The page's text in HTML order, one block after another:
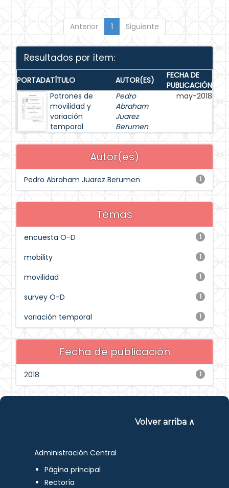
Anterior 1 Siguiente
Resultados por ítem:
PORTADATÍTULO AUTOR(ES)
FECHA DE
PUBLICACIÓN
Patrones de
movilidad y
variación
temporal
Pedro
Abraham
Juarez
Berumen
may-2018
Autor(es)
1
Pedro Abraham Juarez Berumen
Temas
1
encuesta O-D
1
mobility
1
movilidad
1
survey O-D
1
variación temporal
Fecha de publicación
1
2018
Volver arriba ∧
Administración Central
Página principal
Rectoría